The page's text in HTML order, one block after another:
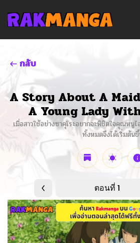
กลับ
A Story About A
A Young Lady
เมื่อสาวใช้อย่างซาคุโระอยากจะพิชิตใจคุณหนู
ทั้งหมดจึงได้เริ่มต้น
ตอนที่ 1